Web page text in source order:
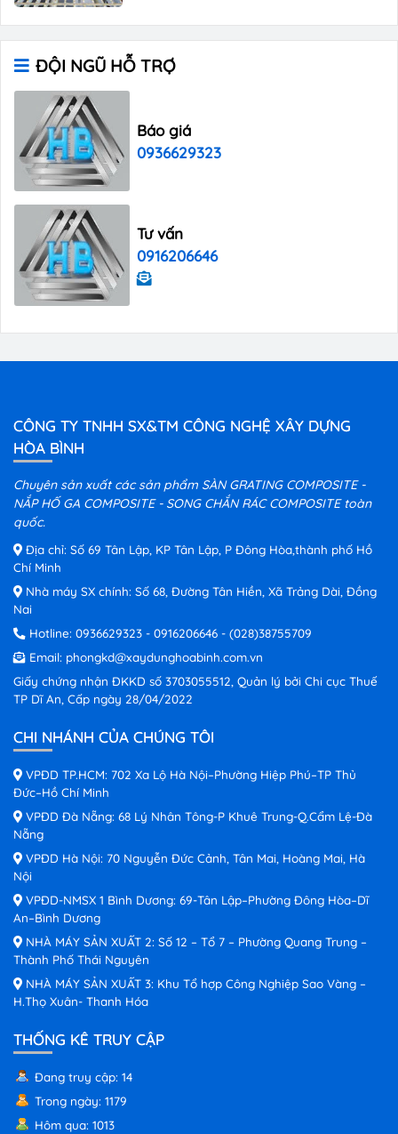
ĐỘI NGŨ HỖ TRỢ
Báo giá
0936629323
Tư vấn
0916206646
CÔNG TY TNHH SX&TM CÔNG NGHỆ XÂY DỰNG
HÒA BÌNH
Chuyên sản xuất các sản phẩm SÀN GRATING COMPOSITE -
NẮP HỐ GA COMPOSITE - SONG CHẮN RÁC COMPOSITE toàn
quốc.
Địa chỉ: Số 69 Tân Lập, KP Tân Lập, P Đông Hòa,thành phố Hồ
Chí Minh
Nhà máy SX chính: Số 68, Đường Tân Hiền, Xã Trảng Dài, Đồng
Nai
Hotline: 0936629323 - 0916206646 - (028)38755709
Email: phongkd@xaydunghoabinh.com.vn
Giấy chứng nhận ĐKKD số 3703055512, Quản lý bởi Chi cục Thuế
TP Dĩ An, Cấp ngày 28/04/2022
CHI NHÁNH CỦA CHÚNG TÔI
VPĐD TP.HCM: 702 Xa Lộ Hà Nội–Phường Hiệp Phú–TP Thủ
Đức–Hồ Chí Minh
VPĐD Đà Nẵng: 68 Lý Nhân Tông-P Khuê Trung-Q.Cẩm Lệ-Đà
Nẵng
VPĐD Hà Nội: 70 Nguyễn Đức Cảnh, Tân Mai, Hoàng Mai, Hà
Nội
VPĐD-NMSX 1 Bình Dương: 69-Tân Lập–Phường Đông Hòa–Dĩ
An–Bình Dương
NHÀ MÁY SẢN XUẤT 2: Số 12 – Tổ 7 – Phường Quang Trung –
Thành Phố Thái Nguyên
NHÀ MÁY SẢN XUẤT 3: Khu Tổ hợp Công Nghiệp Sao Vàng –
H.Thọ Xuân- Thanh Hóa
THỐNG KÊ TRUY CẬP
Đang truy cập: 14
Trong ngày: 1179
Hôm qua: 1013